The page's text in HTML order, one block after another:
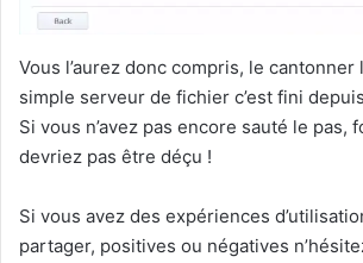
Vous l’aurez donc compris, le cantonner
simple serveur de fichier c’est fini
Si vous n’avez pas encore sauté le pas,
devriez pas être déçu !
Si vous avez des expériences
partager, positives ou négatives